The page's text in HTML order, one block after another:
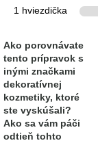
1 hviezdička
Ako porovnávate
tento prípravok s
inými značkami
dekoratívnej
kozmetiky, ktoré
ste vyskúšali?
Ako sa vám páči
odtieň tohto